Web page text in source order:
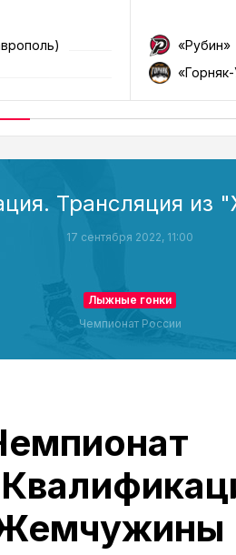
«Рубин»
Трансляция
17 сентября 2022, 11:00
Лыжные гонки
Чемпионат России